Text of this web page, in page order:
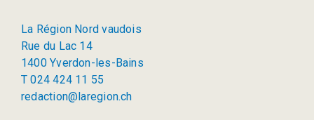
La Région Nord vaudois
Rue du Lac 14
1400 Yverdon-les-Bains
T 024 424 11 55
redaction@laregion.ch